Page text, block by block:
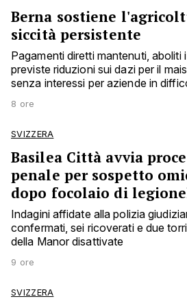
Berna sostiene
siccità persistente
Pagamenti diretti mantenuti, aboliti
previste riduzioni sui dazi per il
senza interessi per aziende in
8 ore
SVIZZERA
Basilea Città avvia
penale per sospetto
dopo focolaio di
Indagini affidate alla polizia
confermati, sei ricoverati e due
della Manor disattivate
9 ore
SVIZZERA